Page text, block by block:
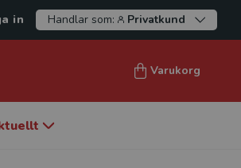
in Handlar som: Privatkund
Varukorg